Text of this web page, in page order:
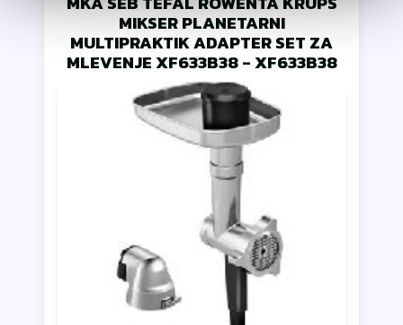
MIKSER PLANETARNI
MULTIPRAKTIK ADAPTER SET ZA
MLEVENJE XF633B38-XF633B38